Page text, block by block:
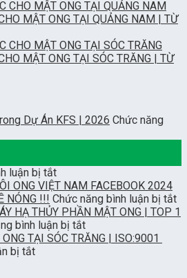
MẬT ONG TẠI QUẢNG NAM | TỪ
MẬT ONG TẠI SÓC TRĂNG | TỪ
Dự Án KFS | 2026 Chức năng
luận bị tắtở
ONG VIỆT NAM FACEBOOK 2024
NÓNG !!! Chức năng bình luận bị tắtở
HẠ THỦY PHẦN MẬT ONG | TOP 1
bình luận bị tắtở
NHÀ
TẠI SÓC TRĂNG | ISO:9001
bị tắtở